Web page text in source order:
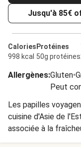
Jusqu'à 85€
Calories
998 kcal
Protéines
50g protéines
Allergènes:Gluten•
Peut
Les papilles
cuisine d'Asie de
associée à la
concombre en font